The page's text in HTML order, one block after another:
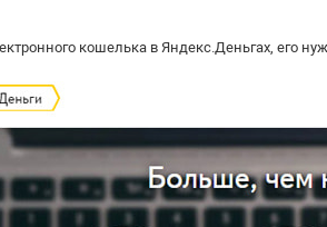
кошелька в Яндекс.Деньгах, его